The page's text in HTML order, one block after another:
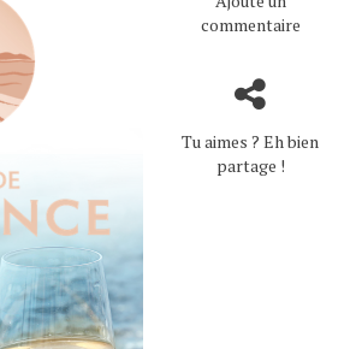
commentaire
Tu aimes ? Eh bien
partage !